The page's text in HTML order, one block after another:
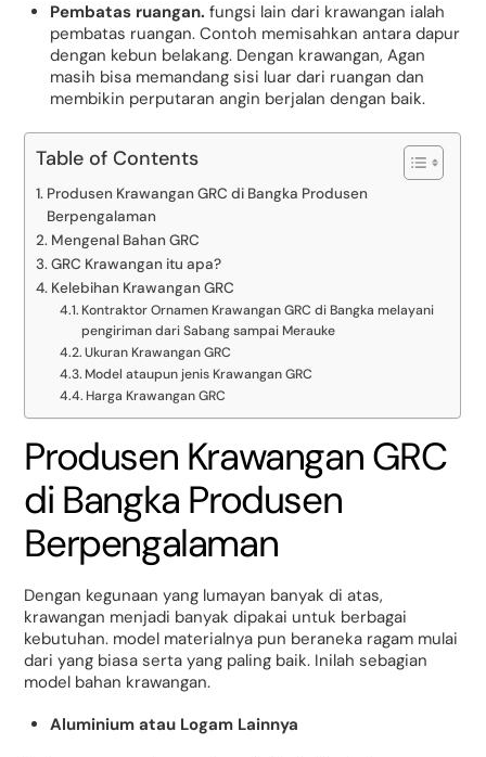
Pembatas ruangan. fungsi lain dari krawangan ialah
pembatas ruangan. Contoh memisahkan antara dapur
dengan kebun belakang. Dengan krawangan, Agan
masih bisa memandang sisi luar dari ruangan dan
membikin perputaran angin berjalan dengan baik.
Table of Contents
Produsen Krawangan GRC di Bangka Produsen
Berpengalaman
Mengenal Bahan GRC
GRC Krawangan itu apa?
Kelebihan Krawangan GRC
Kontraktor Ornamen Krawangan GRC di Bangka melayani
pengiriman dari Sabang sampai Merauke
Ukuran Krawangan GRC
Model ataupun jenis Krawangan GRC
Harga Krawangan GRC
Produsen Krawangan GRC
di Bangka Produsen
Berpengalaman
Dengan kegunaan yang lumayan banyak di atas,
krawangan menjadi banyak dipakai untuk berbagai
kebutuhan. model materialnya pun beraneka ragam mulai
dari yang biasa serta yang paling baik. Inilah sebagian
model bahan krawangan.
Aluminium atau Logam Lainnya